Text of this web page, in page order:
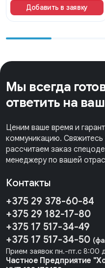
Добавить в заявку
Мы всегда
ответить на
Ценим ваше время и
коммуникацию.
рассчитаем заказ
менеджеру по вашей
Контакты
+375 29 378-60-84
+375 29 182-17-80
+375 17 517-34-49
+375 17 517-34-50
Прием заявок пн.-пт.с 8:00
Частное Предприятие